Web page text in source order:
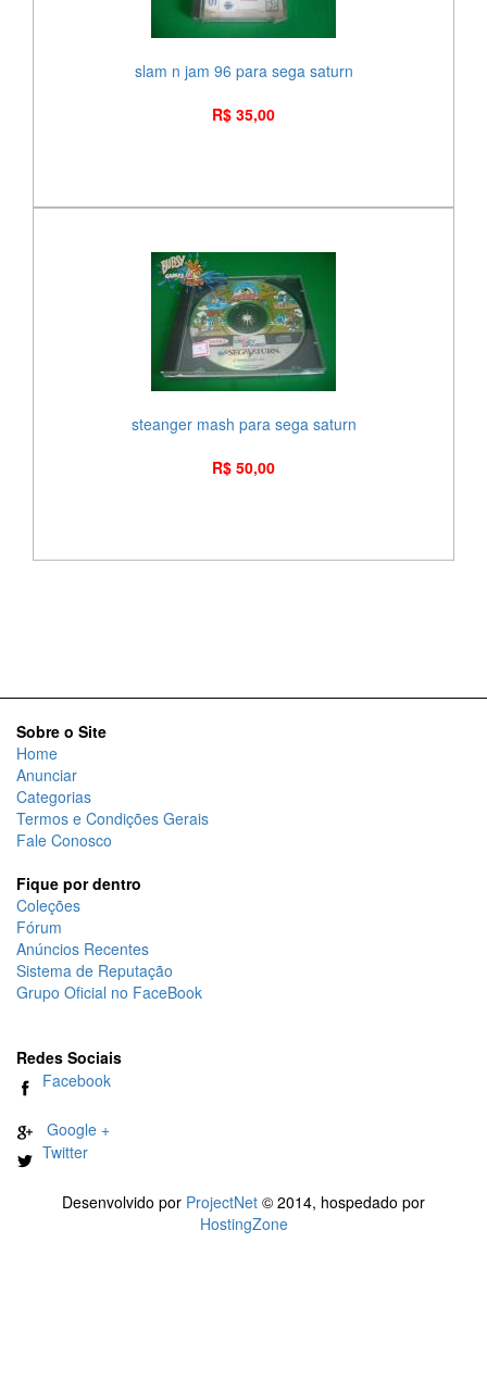
slam n jam 96 para sega saturn
R$ 35,00
steanger mash para sega saturn
R$ 50,00
Sobre o Site
Home
Anunciar
Categorias
Termos e Condições Gerais
Fale Conosco
Fique por dentro
Coleções
Fórum
Anúncios Recentes
Sistema de Reputação
Grupo Oficial no FaceBook
Redes Sociais
Facebook
Google +
Twitter
Desenvolvido por ProjectNet © 2014, hospedado por
HostingZone